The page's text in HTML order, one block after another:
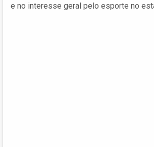
e no interesse geral pelo esporte no